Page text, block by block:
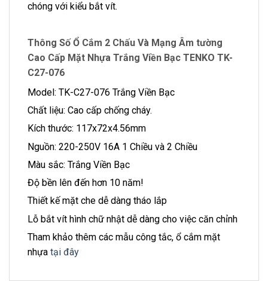
chóng với kiểu bắt vít.
Thông Số Ổ Cắm 2 Chấu Và Mạng Âm tường
Cao Cấp Mặt Nhựa Trắng Viền Bạc TENKO TK-
C27-076
Model: TK-C27-076 Trắng Viền Bạc
Chất liệu: Cao cấp chống cháy.
Kích thước: 117x72x4.56mm
Nguồn: 220-250V 16A 1 Chiều và 2 Chiều
Màu sắc: Trắng Viền Bạc
Độ bền lên đến hơn 10 năm!
Thiết kế mặt che dễ dàng tháo lắp
Lỗ bắt vít hình chữ nhật dễ dàng cho việc căn chỉnh
Tham khảo thêm các mẫu công tắc, ổ cắm mặt
nhựa tại đây